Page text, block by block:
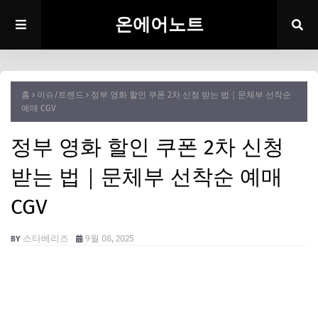
온에어노트
홈 이슈/트렌드
정부 영화 할인 쿠폰 2차 신청 받는 법｜문체부 선착순
예매 CGV
정부 영화 할인 쿠폰 2차 신청
받는 법｜문체부 선착순 예매
CGV
스타베리즈 9월 08, 2025